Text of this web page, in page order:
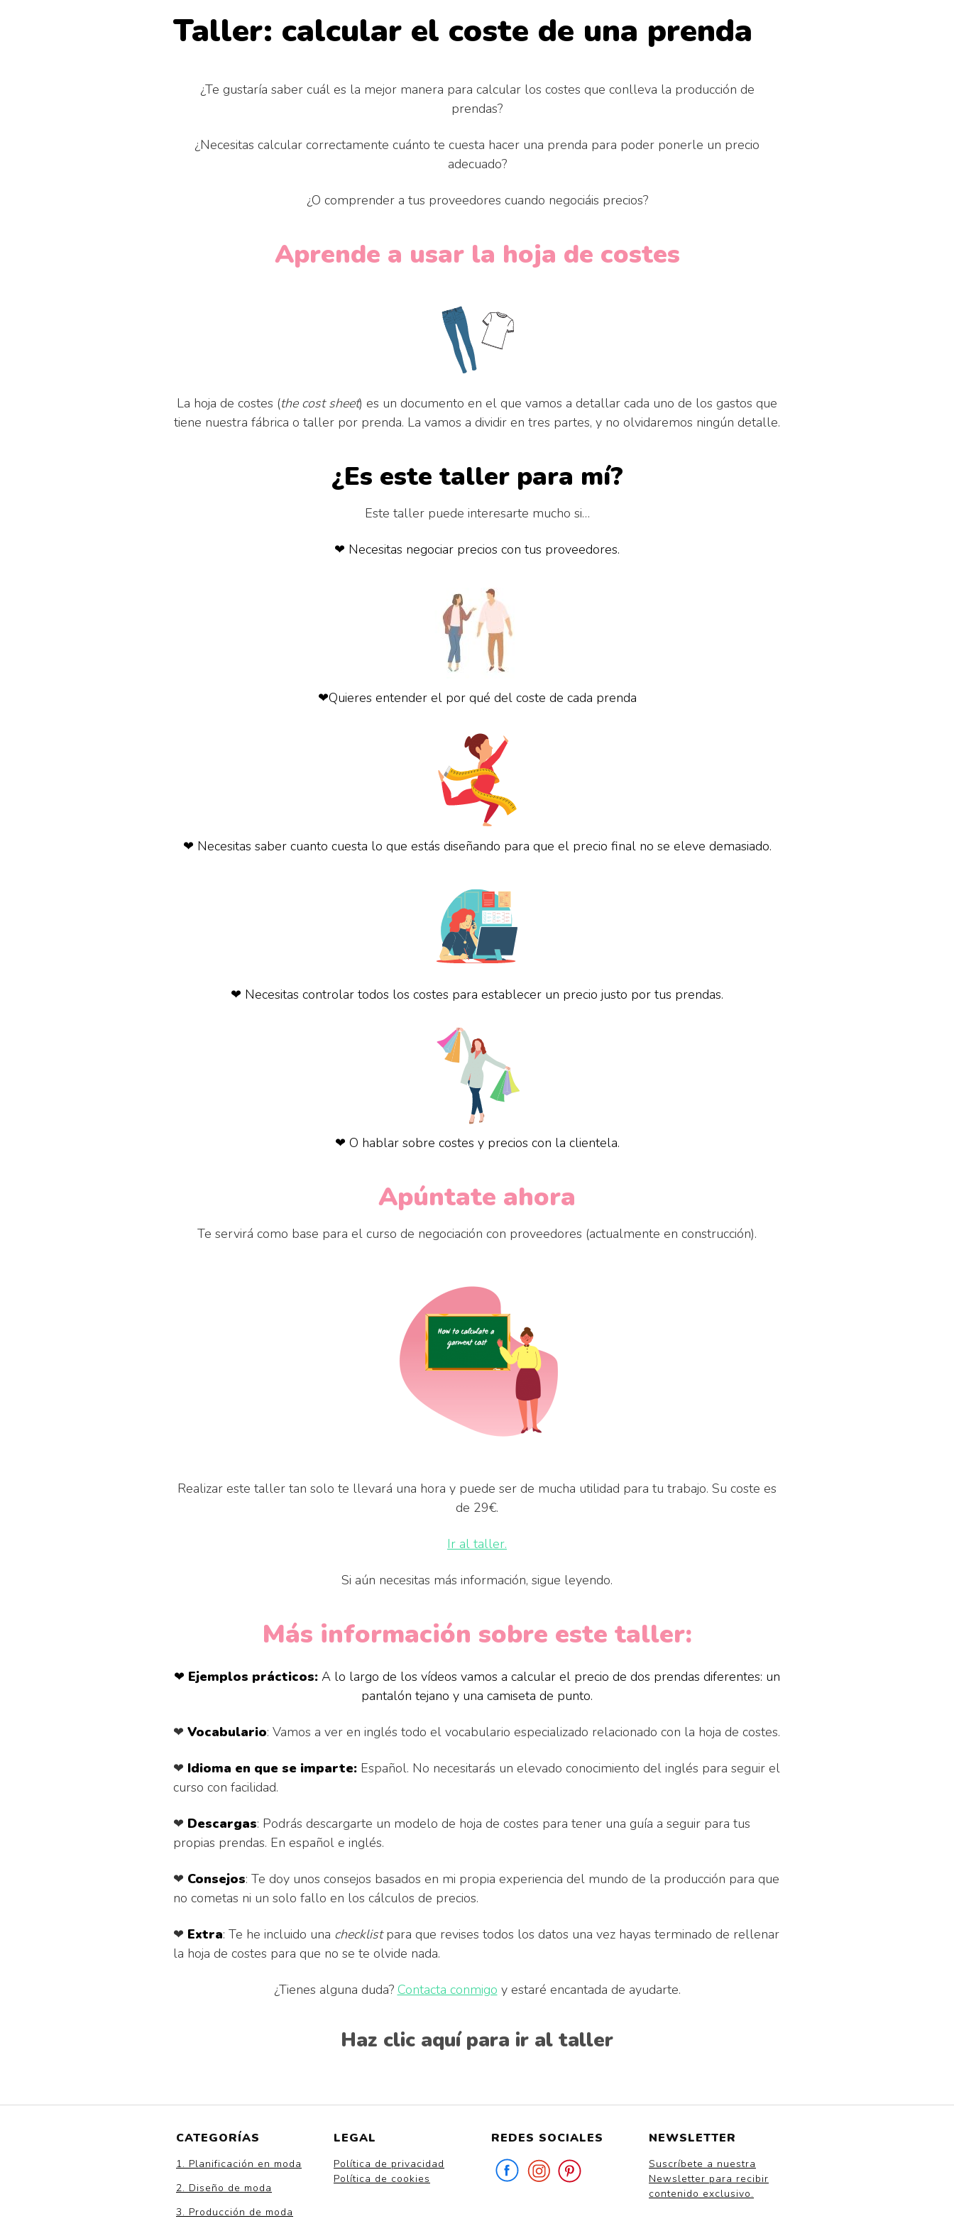
Taller: calcular el coste de una prenda
¿Te gustaría saber cuál es la mejor manera para calcular los costes que conlleva la producción de
prendas?
¿Necesitas calcular correctamente cuánto te cuesta hacer una prenda para poder ponerle un precio
adecuado?
¿O comprender a tus proveedores cuando negociáis precios?
Aprende a usar la hoja de costes
La hoja de costes (the cost sheet) es un documento en el que vamos a detallar cada uno de los gastos que
tiene nuestra fábrica o taller por prenda. La vamos a dividir en tres partes, y no olvidaremos ningún detalle.
¿Es este taller para mí?
Este taller puede interesarte mucho si…
❤ Necesitas negociar precios con tus proveedores.
❤Quieres entender el por qué del coste de cada prenda
❤ Necesitas saber cuanto cuesta lo que estás diseñando para que el precio final no se eleve demasiado.
❤ Necesitas controlar todos los costes para establecer un precio justo por tus prendas.
❤ O hablar sobre costes y precios con la clientela.
Apúntate ahora
Te servirá como base para el curso de negociación con proveedores (actualmente en construcción).
Realizar este taller tan solo te llevará una hora y puede ser de mucha utilidad para tu trabajo. Su coste es
de 29€.
Ir al taller.
Si aún necesitas más información, sigue leyendo.
Más información sobre este taller:
❤ Ejemplos prácticos: A lo largo de los vídeos vamos a calcular el precio de dos prendas diferentes: un
pantalón tejano y una camiseta de punto.
❤ Vocabulario: Vamos a ver en inglés todo el vocabulario especializado relacionado con la hoja de costes.
❤ Idioma en que se imparte: Español. No necesitarás un elevado conocimiento del inglés para seguir el
curso con facilidad.
❤ Descargas: Podrás descargarte un modelo de hoja de costes para tener una guía a seguir para tus
propias prendas. En español e inglés.
❤ Consejos: Te doy unos consejos basados en mi propia experiencia del mundo de la producción para que
no cometas ni un solo fallo en los cálculos de precios.
❤ Extra: Te he incluido una checklistpara que revises todos los datos una vez hayas terminado de rellenar
la hoja de costes para que no se te olvide nada.
¿Tienes alguna duda? Contacta conmigo y estaré encantada de ayudarte.
Haz clic aquí para ir al taller
CATEGORÍAS
1. Planificación en moda
2. Diseño de moda
3. Producción de moda
LEGAL
Política de privacidad
Política de cookies
REDES SOCIALES NEWSLETTER
Suscríbete a nuestra
Newsletter para recibir
contenido exclusivo.